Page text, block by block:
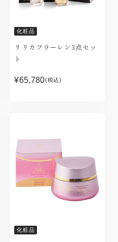
化粧品
リリカフラーレン3点セッ
ト
¥65,780(税込)
化粧品